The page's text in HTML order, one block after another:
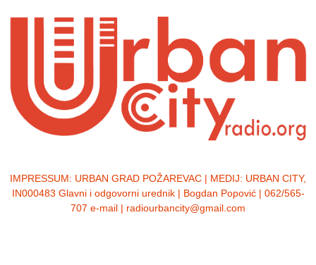
IMPRESSUM: URBAN GRAD POŽAREVAC | MEDIJ: URBAN CITY,
IN000483 Glavni i odgovorni urednik | Bogdan Popović | 062/565-
707 e-mail | radiourbancity@gmail.com